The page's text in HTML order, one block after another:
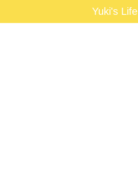
Yuki's LifeYuki's Life